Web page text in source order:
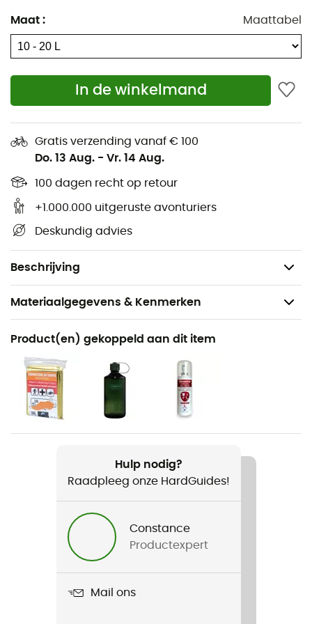
Maat : Maattabel
In de winkelmand
Gratis verzending vanaf € 100
Do. 13 Aug. - Vr. 14 Aug.
100 dagen recht op retour
+1.000.000 uitgeruste avonturiers
Deskundig advies
Beschrijving
Bovenste vak,
Zijvak,
Binnenvakken,
2 Heupgordelvakken,
Draagriemen (sneeuwschoenen, stokken, ski's,
snowboard),
Borstband en lastverstellers
Materialen: N450D & N420T,
Inhoud: van 10 tot 20 liter,
Gewicht: 800 g.
Materiaalgegevens & Kenmerken
Aanbevolen voor
Wandelen / Nordic Wandel / Sneeuwschoenen
Voor
Heren / Dames
Gewicht
DragonFly 10/20
Drinksysteem compatibel
Product(en) gekoppeld aan dit item
Hulp nodig?
Raadpleeg onze HardGuides!
Constance
Productexpert
Mail ons